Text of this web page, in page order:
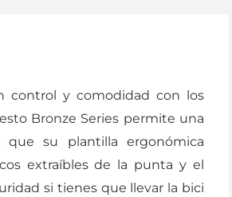
control y comodidad con los
Bronze Series permite una
que su plantilla ergonómica
extraíbles de la punta y el
si tienes que llevar la bici